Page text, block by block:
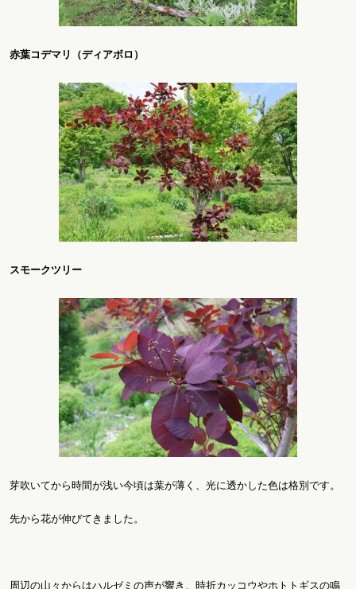
赤葉コデマリ（ディアボロ）
スモークツリー
芽吹いてから時間が浅い今頃は葉が薄く、光に透かした色は格別です。
先から花が伸びてきました。
周辺の山々からはハルゼミの声が響き、時折カッコウやホトトギスの鳴